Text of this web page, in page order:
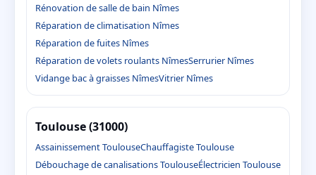
Rénovation de salle de bain Nîmes
Réparation de climatisation Nîmes
Réparation de fuites Nîmes
Réparation de volets roulants NîmesSerrurier Nîmes
Vidange bac à graisses NîmesVitrier Nîmes
Toulouse (31000)
Assainissement ToulouseChauffagiste Toulouse
Débouchage de canalisations ToulouseÉlectricien Toulouse